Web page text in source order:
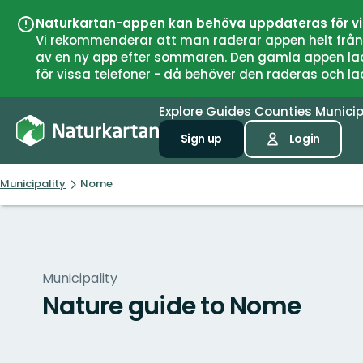
Naturkartan-appen kan behöva uppdateras för
Vi rekommenderar att man raderar appen helt
av en ny app efter sommaren. Den gamla
för vissa telefoner - då behöver den raderas och
Explore Guides Counties
Sign up Login
Municipality Nome
Municipality
Nature guide to Nome